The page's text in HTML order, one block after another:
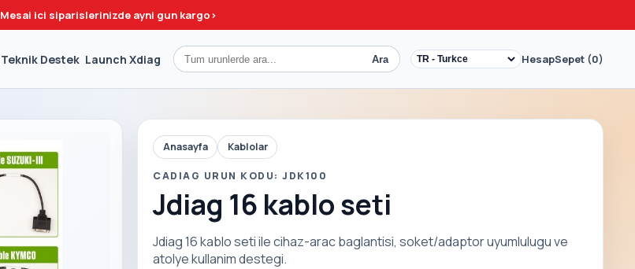
Mesai ici siparislerinizde ayni gun kargo>
Teknik Destek Launch Xdiag Ara HesapSepet (0)
Anasayfa Kablolar
CADIAG URUN KODU: JDK100
Jdiag 16 kablo seti
Jdiag 16 kablo seti ile cihaz-arac baglantisi, soket/adaptor uyumlulugu ve
atolye kullanim destegi.